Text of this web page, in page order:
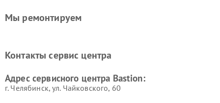
Мы ремонтируем
Контакты сервис центра
Адрес сервисного центра Bastion:
г. Челябинск, ул. Чайковского, 60